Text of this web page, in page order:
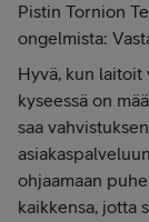
Pistin Tornion
ongelmista:
Hyvä, kun laitoit
kyseessä on
saa
asiakaspalveluun
ohjaamaan
kaikkensa, jotta